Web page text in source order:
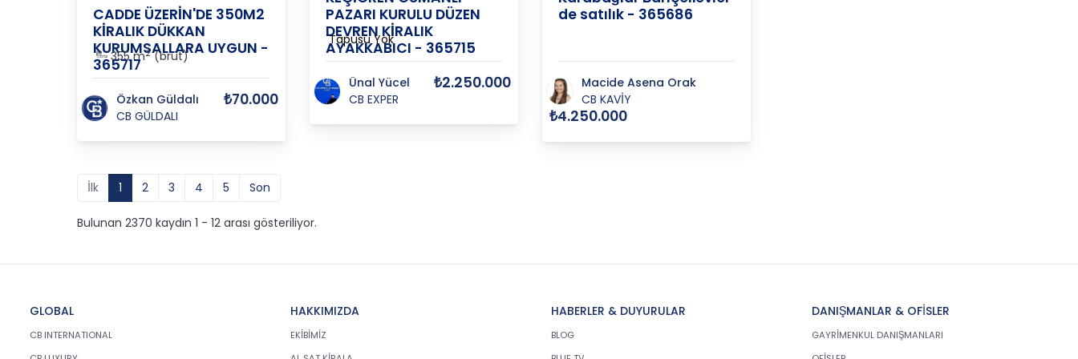
CADDE ÜZERİN'DE 350M2
KİRALIK DÜKKAN
KURUMSALLARA UYGUN -
365717
355 m2(brüt)
Özkan Güldalı
CB GÜLDALI
₺70.000
PAZARI KURULU DÜZEN
DEVREN KİRALIK
AYAKKABICI - 365715
Tapusu Yok
Ünal Yücel
CB EXPER
₺2.250.000
de satılık - 365686
Macide Asena Orak
CB KAVİY
₺4.250.000
İlk 1 2 3 4 5 Son
Bulunan 2370 kaydın 1 - 12 arası gösteriliyor.
GLOBAL
CB INTERNATIONAL
HAKKIMIZDA
EKİBİMİZ
HABERLER & DUYURULAR
BLOG
DANIŞMANLAR & OFİSLER
GAYRİMENKUL DANIŞMANLARI